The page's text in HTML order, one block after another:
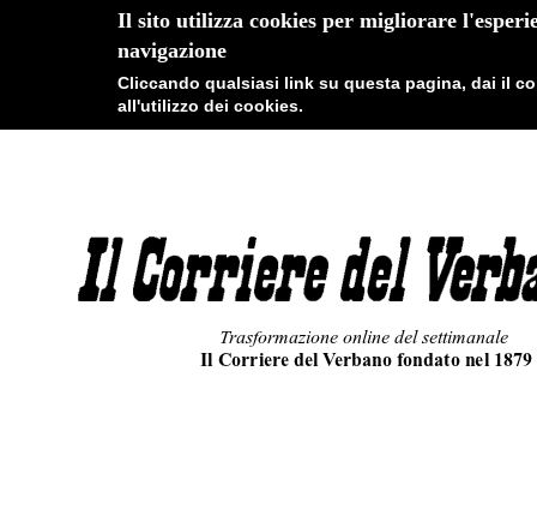
Il sito utilizza cookies per migliorare
navigazione
Cliccando qualsiasi link su questa pagina, dai il
all'utilizzo dei cookies.